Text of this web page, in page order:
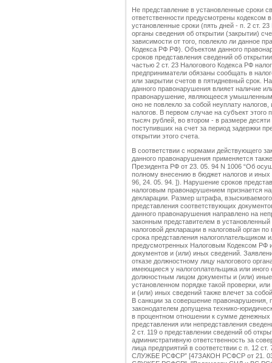
Не представление в установленные сроки
ответственности предусмотрены кодексом
установленные сроки (пять дней - п. 2 ст.
органы сведения об открытии (закрытии)
зависимости от того, повлекло ли данное
Кодекса РФ РФ). Объектом данного
сроков представления сведений об
частью 2 ст. 23 Налогового Кодекса РФ
предприниматели обязаны сообщать в
или закрытии счетов в пятидневный срок.
данного правонарушения влияет наличие
правонарушение, являющееся умышленным
оно не повлекло за собой неуплату
налогов. В первом случае на субъект
тысяч рублей, во втором - в размере
поступивших на счет за период задержки
открытии этого счета.
В соответствии с нормами действующего
данного правонарушения применяется
Президента РФ от 23. 05. 94 N 1006 “Об
полному внесению в бюджет налогов и иных
96, 24. 05. 94. ]). Нарушение сроков
налоговым правонарушением признается
декларации. Размер штрафа,
представления соответствующих
данного правонарушения направлено на
законным представителем в
налоговой декларации в налоговый орган
срока представления
предусмотренных Налоговым Кодексом РФ
документов и (или) иных сведений.
отказе должностному лицу налогового
имеющиеся у налогоплательщика или
должностным лицом документы и (или)
установленном порядке такой проверки,
и (или) иных сведений также влечет за
В санкции за совершение правонарушения,
законодателем допущена технико-
в процентном отношении к сумме денежных
представления или непредставления
2 ст. 119 о представлении сведений об
административную ответственность за
лица предприятий в соответствии с п.
СЛУЖБЕ РСФСР” [47ЗАКОН РСФСР от 21.